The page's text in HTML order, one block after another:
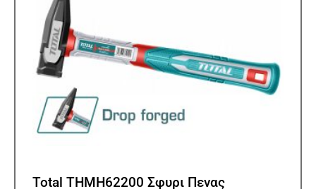
Total THMH62200 Σφυρι Πενας